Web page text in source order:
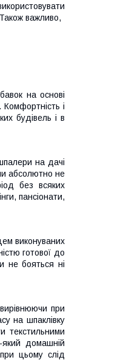
важливо,
на основі
і
будівель і в
на дачі
абсолютно не
без всяких
пансіонати,
виконуваних
готової до
не бояться ні
при
на шпаклівку
текстильними
домашній
цьому слід